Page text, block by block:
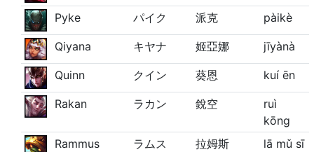
Pyke パイク 派克 pàikè
Qiyana キヤナ 姬亞娜 jīyànà
Quinn クイン 葵恩 kuí ēn
Rakan ラカン 銳空
ruì
kōng
Rammus
ラムス 拉姆斯 lā mǔ sī